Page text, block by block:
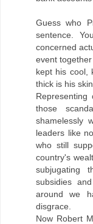
Guess who
sentence.
concerned
event
kept his cool,
thick is his
those
shamelessly
leaders like
who still
country's
subjugating
subsidies
around we
disgrace.
Now Robert